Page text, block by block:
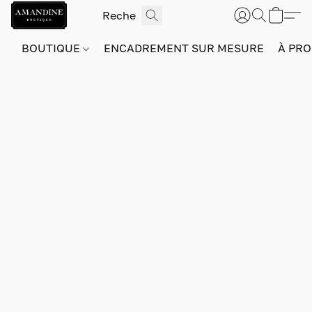
BOUTIQUE ENCADREMENT SUR MESURE À